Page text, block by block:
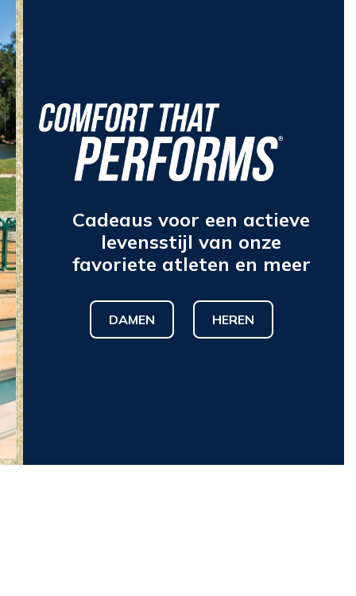
Cadeaus voor een actieve
levensstijl van onze
favoriete atleten en meer
DAMEN HEREN